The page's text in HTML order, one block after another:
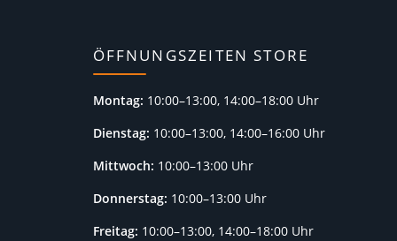
ÖFFNUNGSZEITEN STORE
Montag: 10:00–13:00, 14:00–18:00 Uhr
Dienstag: 10:00–13:00, 14:00–16:00 Uhr
Mittwoch: 10:00–13:00 Uhr
Donnerstag: 10:00–13:00 Uhr
Freitag: 10:00–13:00, 14:00–18:00 Uhr